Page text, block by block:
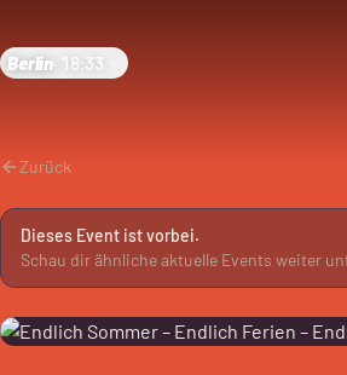
Berlin 18:33
Zurück
Dieses Event ist vorbei.
Schau dir ähnliche aktuelle Events weiter